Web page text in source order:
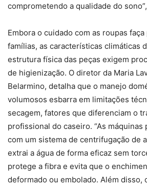
comprometendo a qualidade do
Embora o cuidado com as roupas
famílias, as características climáticas
estrutura física das peças exigem
de higienização. O diretor da Maria
Belarmino, detalha que o manejo
volumosos esbarra em limitações
secagem, fatores que diferenciam o
profissional do caseiro. “As
com um sistema de centrifugação de
extrai a água de forma eficaz sem
protege a fibra e evita que o
deformado ou embolado. Além disso,